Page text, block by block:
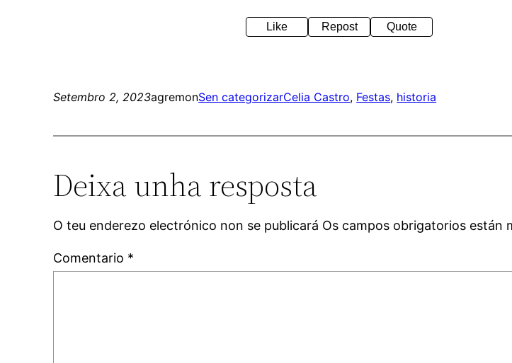
Like Repost Quote
Setembro 2, 2023agremonSen categorizarCelia Castro, Festas, historia
Deixa unha resposta
O teu enderezo electrónico non se publicará Os campos obrigatorios están
Comentario *